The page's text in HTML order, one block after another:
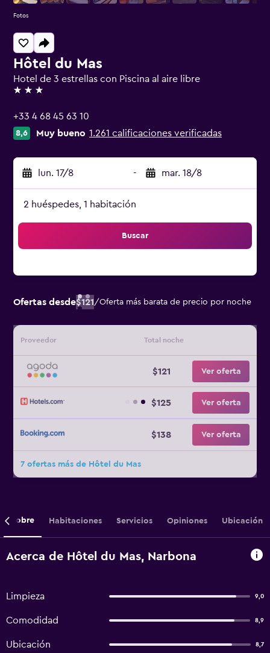
Hôtel du Mas
Hotel de 3 estrellas con Piscina al aire libre
3 estrellas
+33 4 68 45 63 10
8,6 Muy bueno 1.261 calificaciones verificadas
lun. 17/8 - mar. 18/8
2 huéspedes, 1 habitación
Buscar
Ofertas desde$121/Oferta más barata de precio por noche
Proveedor Total noche
$121 Ver oferta
$125 Ver oferta
$138 Ver oferta
7 ofertas más de Hôtel du Mas
Fotos
Sobre Habitaciones Servicios Opiniones Ubicación
Acerca de Hôtel du Mas, Narbona
Limpieza 9,0
Comodidad 8,9
Ubicación 8,7